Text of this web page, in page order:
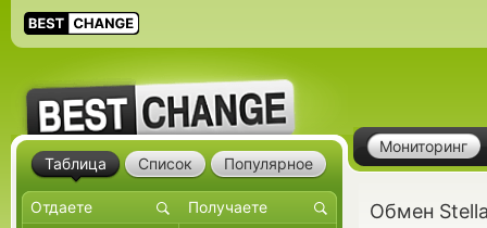
Мониторинг
Обмен
Таблица Список Популярное